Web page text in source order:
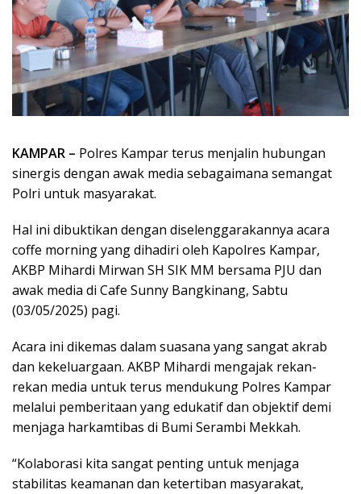
KAMPAR – Polres Kampar terus menjalin hubungan
sinergis dengan awak media sebagaimana semangat
Polri untuk masyarakat.
Hal ini dibuktikan dengan diselenggarakannya acara
coffe morning yang dihadiri oleh Kapolres Kampar,
AKBP Mihardi Mirwan SH SIK MM bersama PJU dan
awak media di Cafe Sunny Bangkinang, Sabtu
(03/05/2025) pagi.
Acara ini dikemas dalam suasana yang sangat akrab
dan kekeluargaan. AKBP Mihardi mengajak rekan-
rekan media untuk terus mendukung Polres Kampar
melalui pemberitaan yang edukatif dan objektif demi
menjaga harkamtibas di Bumi Serambi Mekkah.
“Kolaborasi kita sangat penting untuk menjaga
stabilitas keamanan dan ketertiban masyarakat,